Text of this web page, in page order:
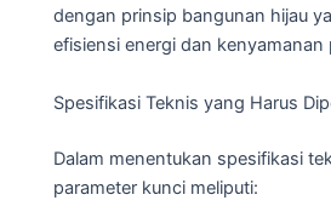
dengan prinsip bangunan hijau
efisiensi energi dan kenyamanan
Spesifikasi Teknis yang Harus
Dalam menentukan spesifikasi
parameter kunci meliputi: